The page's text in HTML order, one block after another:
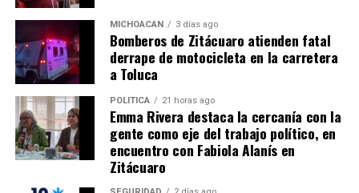
Me gusta esto:
RELATED TOPICS:
Científicos anuncian haber descubierto la ciudad bíblica
MICHOACÁN 3 días ago
Bomberos de Zitácuaro atienden fatal
derrape de motocicleta en la carretera
a Toluca
POLÍTICA 21 horas ago
Emma Rivera destaca la cercanía con la
gente como eje del trabajo político, en
encuentro con Fabiola Alanís en
Zitácuaro